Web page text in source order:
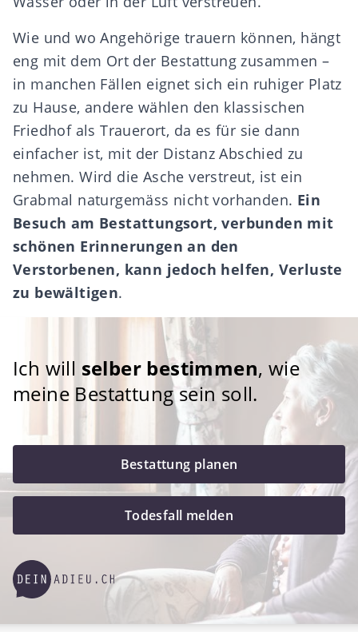
Wie und wo Angehörige trauern können, hängt
eng mit dem Ort der Bestattung zusammen –
in manchen Fällen eignet sich ein ruhiger Platz
zu Hause, andere wählen den klassischen
Friedhof als Trauerort, da es für sie dann
einfacher ist, mit der Distanz Abschied zu
nehmen. Wird die Asche verstreut, ist ein
Grabmal naturgemäss nicht vorhanden. Ein
Besuch am Bestattungsort, verbunden mit
schönen Erinnerungen an den
Verstorbenen, kann jedoch helfen, Verluste
zu bewältigen.
Ich will selber bestimmen, wie
meine Bestattung sein soll.
Bestattung planen
Todesfall melden